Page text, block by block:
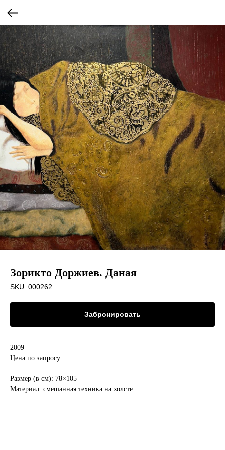
Зорикто Доржиев. Даная
SKU: 000262
Забронировать
2009
Цена по запросу
Размер (в см): 78×105
Материал: смешанная техника на холсте